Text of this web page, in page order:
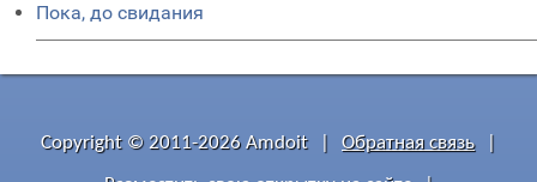
Пока, до свидания
Copyright © 2011-2026 Amdoit Обратная связь